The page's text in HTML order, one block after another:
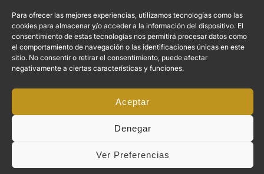
Para ofrecer las mejores experiencias, utilizamos tecnologías como las
cookies para almacenar y/o acceder a la información del dispositivo. El
consentimiento de estas tecnologías nos permitirá procesar datos como
el comportamiento de navegación o las identificaciones únicas en este
sitio. No consentir o retirar el consentimiento, puede afectar
negativamente a ciertas características y funciones.
Aceptar
Denegar
Ver Preferencias
Sobre nosotros
Galería de
trabajos
Blog
609 901
365
2025 © Vinilcenter Todos los
P. Privacidad
Aviso Legal